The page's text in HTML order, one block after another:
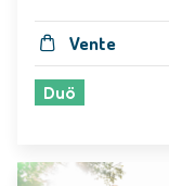
Vente
Duö